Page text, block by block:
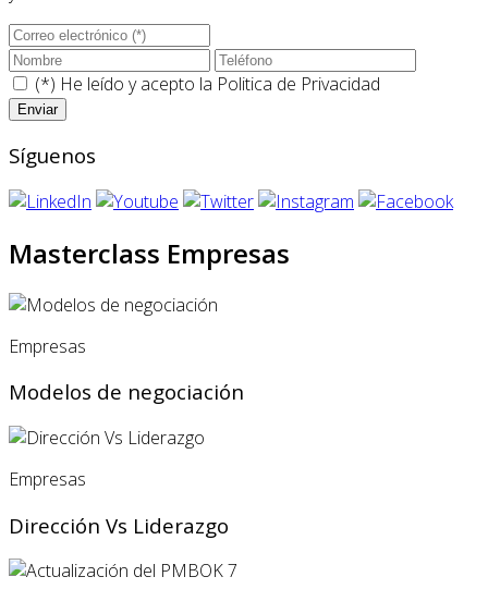
(*) He leído y acepto la Politica de Privacidad
Síguenos
Masterclass Empresas
Empresas
Modelos de negociación
Empresas
Dirección Vs Liderazgo